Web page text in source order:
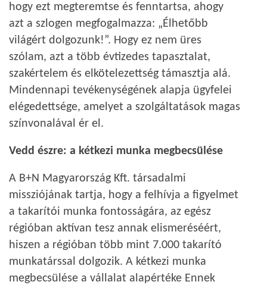
hogy ezt megteremtse és fenntartsa, ahogy
azt a szlogen megfogalmazza: „Élhetőbb
világért dolgozunk!”. Hogy ez nem üres
szólam, azt a több évtizedes tapasztalat,
szakértelem és elkötelezettség támasztja alá.
Mindennapi tevékenységének alapja ügyfelei
elégedettsége, amelyet a szolgáltatások magas
színvonalával ér el.
Vedd észre: a kétkezi munka megbecsülése
A B+N Magyarország Kft. társadalmi
missziójának tartja, hogy a felhívja a figyelmet
a takarítói munka fontosságára, az egész
régióban aktívan tesz annak elismeréséért,
hiszen a régióban több mint 7.000 takarító
munkatárssal dolgozik. A kétkezi munka
megbecsülése a vállalat alapértéke Ennek